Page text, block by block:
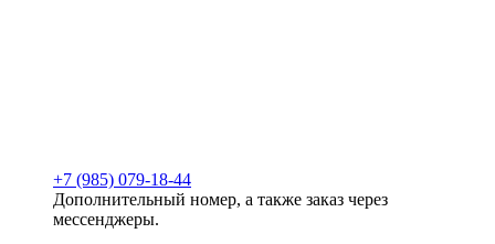
+7 (985) 079-18-44
Дополнительный номер, а также заказ через
мессенджеры.